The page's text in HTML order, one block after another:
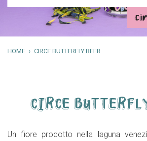
HOME CIRCE BUTTERFLY BEER
CIRCE
Un fiore prodotto nella laguna